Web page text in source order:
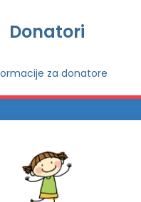
Donatori
za donatore